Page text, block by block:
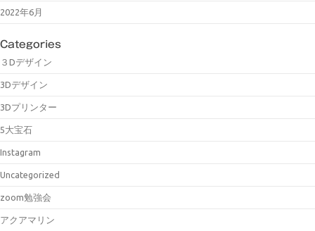
2022年6月
Categories
３Dデザイン
3Dデザイン
3Dプリンター
5大宝石
Instagram
Uncategorized
zoom勉強会
アクアマリン